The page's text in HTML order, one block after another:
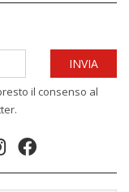
il consenso al